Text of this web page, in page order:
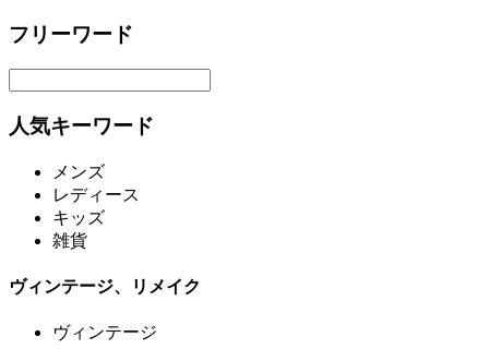
フリーワード
人気キーワード
メンズ
レディース
キッズ
雑貨
ヴィンテージ、リメイク
ヴィンテージ